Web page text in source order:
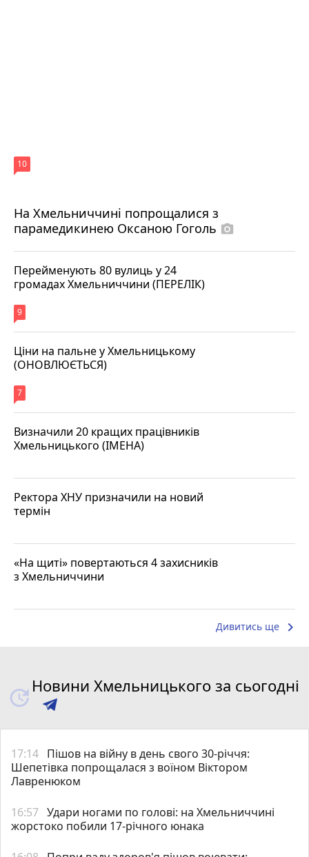
На Хмельниччині попрощалися з
парамедикинею Оксаною Гоголь photo_camera
10
Перейменують 80 вулиць у 24
громадах Хмельниччини (ПЕРЕЛІК)
9
Ціни на пальне у Хмельницькому
(ОНОВЛЮЄТЬСЯ)
7
Визначили 20 кращих працівників
Хмельницького (ІМЕНА)
Ректора ХНУ призначили на новий
термін
«На щиті» повертаються 4 захисників
з Хмельниччини
Дивитись ще keyboard_arrow_right
Новини Хмельницького за сьогодні
17:14 Пішов на війну в день свого 30-річчя:
Шепетівка попрощалася з воїном Віктором
Лавренюком
16:57 Удари ногами по голові: на Хмельниччині
жорстоко побили 17-річного юнака